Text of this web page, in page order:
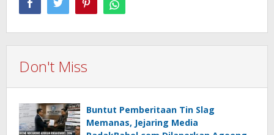
Don't Miss
Buntut Pemberitaan Tin Slag
Memanas, Jejaring Media